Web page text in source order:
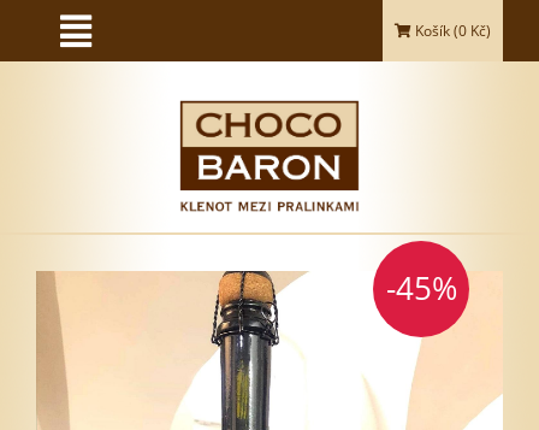
Košík (0 Kč)
-45%